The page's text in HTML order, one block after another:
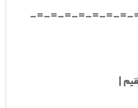
-=-=-=-=-=-=-=-